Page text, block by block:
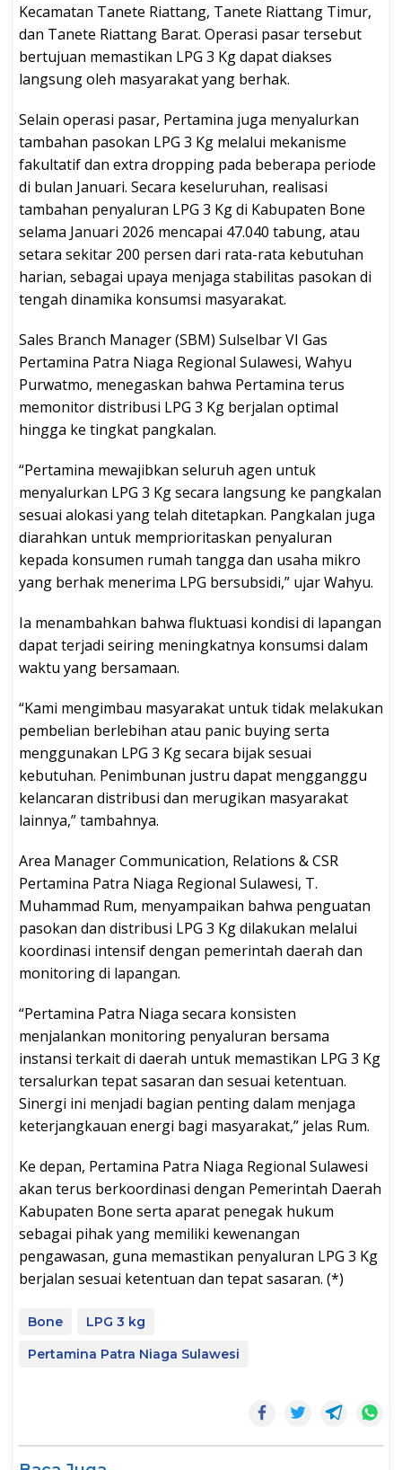
Kecamatan Tanete Riattang, Tanete Riattang Timur,
dan Tanete Riattang Barat. Operasi pasar tersebut
bertujuan memastikan LPG 3 Kg dapat diakses
langsung oleh masyarakat yang berhak.
Selain operasi pasar, Pertamina juga menyalurkan
tambahan pasokan LPG 3 Kg melalui mekanisme
fakultatif dan extra dropping pada beberapa periode
di bulan Januari. Secara keseluruhan, realisasi
tambahan penyaluran LPG 3 Kg di Kabupaten Bone
selama Januari 2026 mencapai 47.040 tabung, atau
setara sekitar 200 persen dari rata-rata kebutuhan
harian, sebagai upaya menjaga stabilitas pasokan di
tengah dinamika konsumsi masyarakat.
Sales Branch Manager (SBM) Sulselbar VI Gas
Pertamina Patra Niaga Regional Sulawesi, Wahyu
Purwatmo, menegaskan bahwa Pertamina terus
memonitor distribusi LPG 3 Kg berjalan optimal
hingga ke tingkat pangkalan.
“Pertamina mewajibkan seluruh agen untuk
menyalurkan LPG 3 Kg secara langsung ke pangkalan
sesuai alokasi yang telah ditetapkan. Pangkalan juga
diarahkan untuk memprioritaskan penyaluran
kepada konsumen rumah tangga dan usaha mikro
yang berhak menerima LPG bersubsidi,” ujar Wahyu.
Ia menambahkan bahwa fluktuasi kondisi di lapangan
dapat terjadi seiring meningkatnya konsumsi dalam
waktu yang bersamaan.
“Kami mengimbau masyarakat untuk tidak melakukan
pembelian berlebihan atau panic buying serta
menggunakan LPG 3 Kg secara bijak sesuai
kebutuhan. Penimbunan justru dapat mengganggu
kelancaran distribusi dan merugikan masyarakat
lainnya,” tambahnya.
Area Manager Communication, Relations & CSR
Pertamina Patra Niaga Regional Sulawesi, T.
Muhammad Rum, menyampaikan bahwa penguatan
pasokan dan distribusi LPG 3 Kg dilakukan melalui
koordinasi intensif dengan pemerintah daerah dan
monitoring di lapangan.
“Pertamina Patra Niaga secara konsisten
menjalankan monitoring penyaluran bersama
instansi terkait di daerah untuk memastikan LPG 3 Kg
tersalurkan tepat sasaran dan sesuai ketentuan.
Sinergi ini menjadi bagian penting dalam menjaga
keterjangkauan energi bagi masyarakat,” jelas Rum.
Ke depan, Pertamina Patra Niaga Regional Sulawesi
akan terus berkoordinasi dengan Pemerintah Daerah
Kabupaten Bone serta aparat penegak hukum
sebagai pihak yang memiliki kewenangan
pengawasan, guna memastikan penyaluran LPG 3 Kg
berjalan sesuai ketentuan dan tepat sasaran. (*)
Bone
LPG 3 kg
Pertamina Patra Niaga Sulawesi